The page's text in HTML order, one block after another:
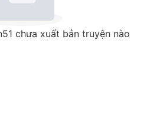
chưa xuất bản truyện nào